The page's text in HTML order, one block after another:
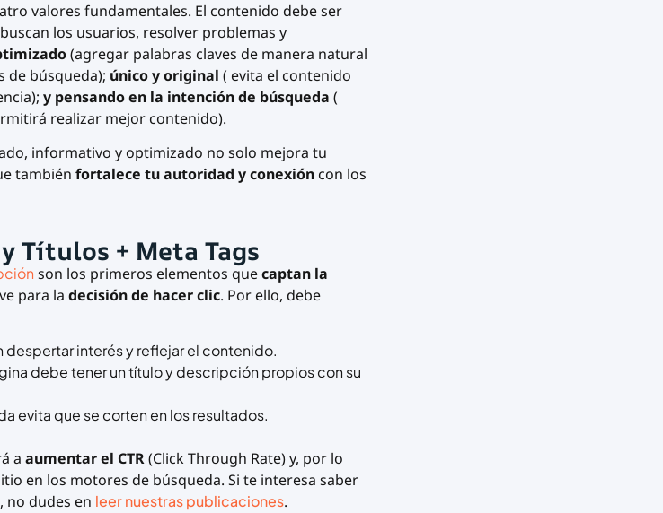
valores fundamentales. El contenido debe ser
los usuarios, resolver problemas y
(agregar palabras claves de manera natural
de búsqueda); único y original ( evita el contenido
y pensando en la intención de búsqueda (
realizar mejor contenido).
informativo y optimizado no solo mejora tu
también fortalece tu autoridad y conexióncon los
y Títulos + Meta Tags
son los primeros elementos quecaptan la
para la decisión de hacer clic. Por ello, debe
despertar interés y reflejar el contenido.
debe tener un título y descripción propios con su
evita que se corten en los resultados.
a aumentar el CTR(Click Through Rate)y, por lo
en los motores de búsqueda. Si te interesa saber
, no dudes en leer nuestras publicaciones.